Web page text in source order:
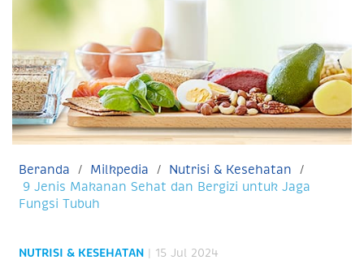
Beranda Milkpedia
Nutrisi & Kesehatan
9 Jenis Makanan Sehat dan Bergizi untuk Jaga
Fungsi Tubuh
NUTRISI & KESEHATAN | 15 Jul 2024